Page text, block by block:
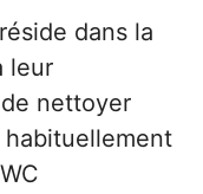
dans la
leur
nettoyer